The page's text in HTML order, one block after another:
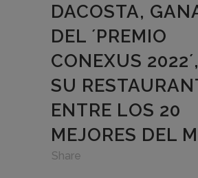
DACOSTA,
DEL ´PREMIO
CONEXUS
SU
ENTRE LOS 20
MEJORES DEL
Share